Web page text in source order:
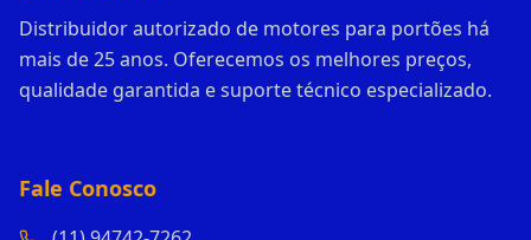
Distribuidor autorizado de motores para portões há
mais de 25 anos. Oferecemos os melhores preços,
qualidade garantida e suporte técnico especializado.
Fale Conosco